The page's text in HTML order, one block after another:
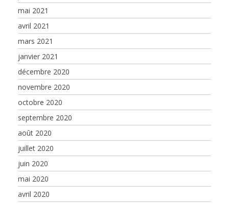
mai 2021
avril 2021
mars 2021
janvier 2021
décembre 2020
novembre 2020
octobre 2020
septembre 2020
août 2020
juillet 2020
juin 2020
mai 2020
avril 2020